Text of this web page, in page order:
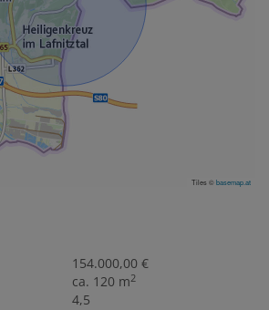
Tiles ©basemap.at
154.000,00 €
ca. 120 m2
4,5